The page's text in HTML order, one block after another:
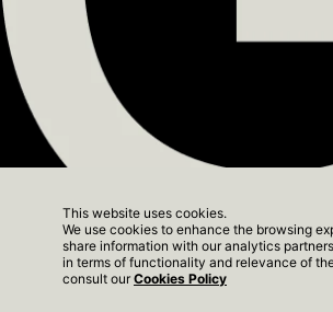
The Yard
This website uses cookies.
We use cookies to enhance the browsing
share information with our analytics
in terms of functionality and relevance of
consult ourCookies Policy